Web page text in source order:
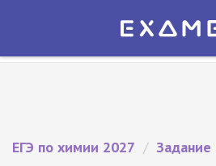
Экзамер — ЕГЭ 2027
ЕГЭ по химии 2027 / Задание